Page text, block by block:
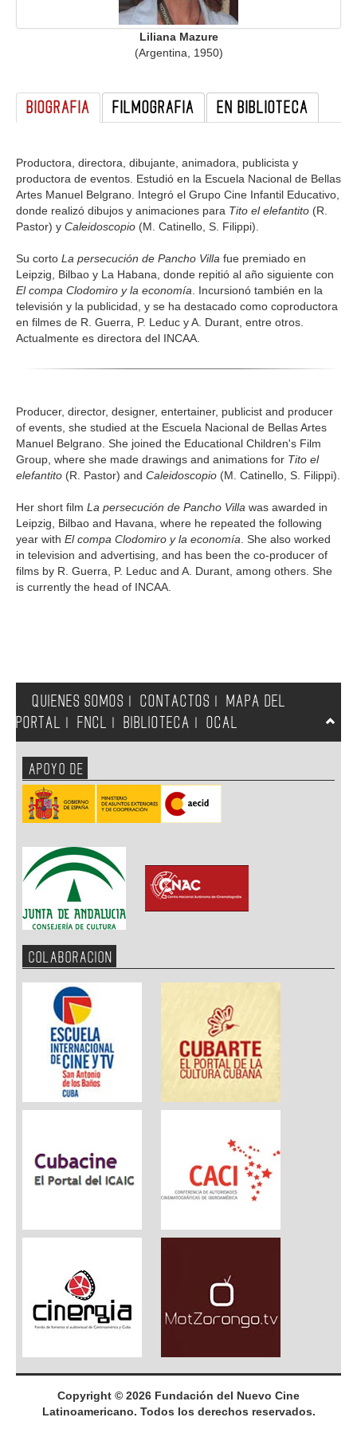
GALERIA
Liliana Mazure
(Argentina, 1950)
BIOGRAFIA FILMOGRAFIA EN BIBLIOTECA
Productora, directora, dibujante, animadora, publicista y
productora de eventos. Estudió en la Escuela Nacional de Bellas
Artes Manuel Belgrano. Integró el Grupo Cine Infantil Educativo,
donde realizó dibujos y animaciones para Tito el elefantito (R.
Pastor) y Caleidoscopio (M. Catinello, S. Filippi).
Su corto La persecución de Pancho Villa fue premiado en
Leipzig, Bilbao y La Habana, donde repitió al año siguiente con
El compa Clodomiro y la economía . Incursionó también en la
televisión y la publicidad, y se ha destacado como coproductora
en filmes de R. Guerra, P. Leduc y A. Durant, entre otros.
Actualmente es directora del INCAA.
Producer, director, designer, entertainer, publicist and producer
of events, she studied at the Escuela Nacional de Bellas Artes
Manuel Belgrano. She joined the Educational Children's Film
Group, where she made drawings and animations for Tito el
elefantito (R. Pastor) and Caleidoscopio (M. Catinello, S. Filippi).
Her short film La persecución de Pancho Villa was awarded in
Leipzig, Bilbao and Havana, where he repeated the following
year with El compa Clodomiro y la economía . She also worked
in television and advertising, and has been the co-producer of
films by R. Guerra, P. Leduc and A. Durant, among others. She
is currently the head of INCAA.
QUIENES SOMOS CONTACTOS
MAPA DEL
PORTAL
FNCL BIBLIOTECA OCAL
APOYO DE
COLABORACION
Copyright © 2026 Fundación del Nuevo Cine
Latinoamericano. Todos los derechos reservados.